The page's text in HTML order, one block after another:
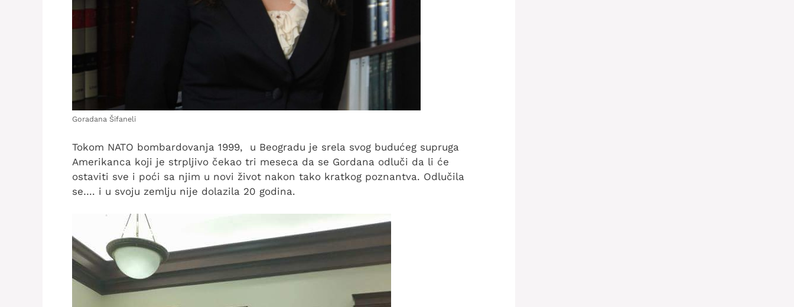
Goradana Šifaneli
Tokom NATO bombardovanja 1999, u Beogradu je srela svog budućeg supruga
Amerikanca koji je strpljivo čekao tri meseca da se Gordana odluči da li će
ostaviti sve i poći sa njim u novi život nakon tako kratkog poznantva. Odlučila
se…. i u svoju zemlju nije dolazila 20 godina.